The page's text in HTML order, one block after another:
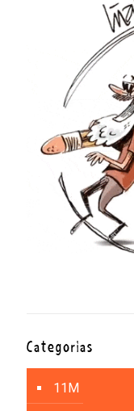
Categorías
11M